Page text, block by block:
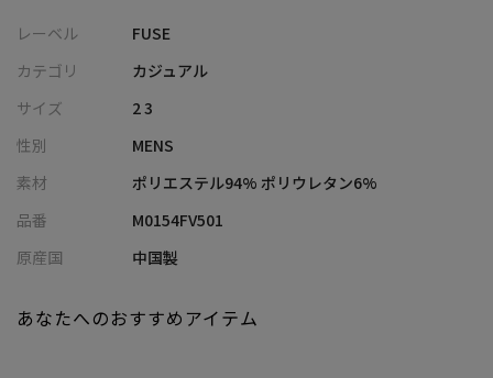
コートやブルゾンより、気軽でミニマルなレイヤードスタイルを
楽しめる一着です。
【デザイン/素材】
滑らかでしっとりとした微光沢感のあるフェイクスエード素材を
使用。
魅力です。
ボリューム感があるのに軽量で温かく、総裏仕様に加え、軽くて
ベストです。
レーベル
FUSE
カテゴリ
カジュアル
サイズ
2 3
性別
MENS
素材
ポリエステル94% ポリウレタン6%
品番
M0154FV501
原産国
中国製
あなたへのおすすめアイテム